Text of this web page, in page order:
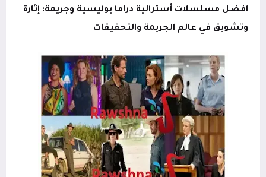
افضل مسلسلات أسترالية دراما بوليسية وجريمة: إثارة
وتشويق في عالم الجريمة والتحقيقات